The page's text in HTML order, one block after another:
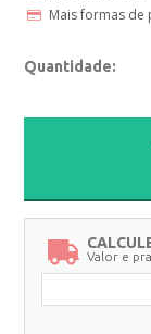
Mais formas de
Quantidade:
Valor e